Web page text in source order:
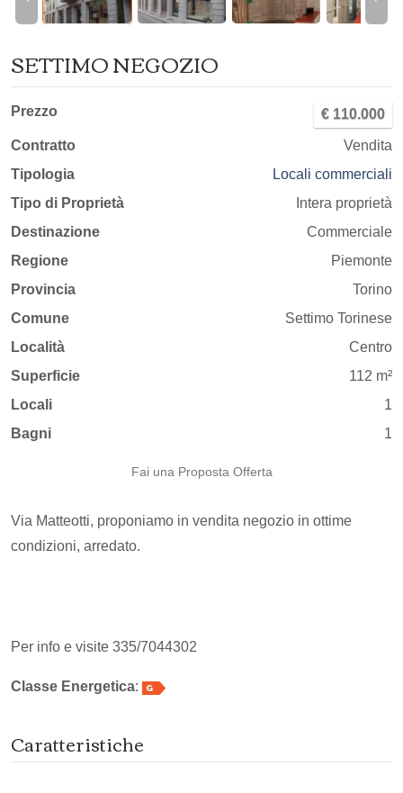
SETTIMO NEGOZIO
Prezzo € 110.000
Contratto
Vendita
Tipologia
Locali commerciali
Tipo di Proprietà
Intera proprietà
Destinazione
Commerciale
Regione
Piemonte
Provincia
Torino
Comune
Settimo Torinese
Località
Centro
Superficie
112 m²
Locali
1
Bagni
1
Fai una Proposta Offerta
Via Matteotti, proponiamo in vendita negozio in ottime
condizioni, arredato.
Per info e visite 335/7044302
Classe Energetica:
Caratteristiche